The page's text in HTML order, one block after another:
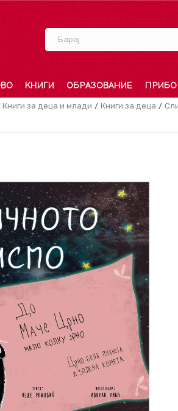
Барај
КНИГИ ОБРАЗОВАНИЕ
Книги за деца и млади Книги за деца